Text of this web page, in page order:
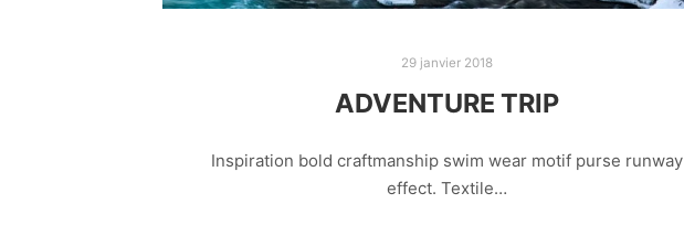
29 janvier 2018
ADVENTURE TRIP
Inspiration bold craftmanship swim wear motif purse runway
effect. Textile…